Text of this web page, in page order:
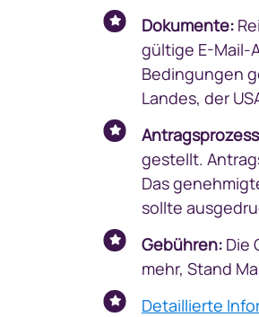
Dokumente:
gültige E-Mail-
Bedingungen
Landes, der
gestellt.
Das
sollte
Gebühren: Die
mehr, Stand
Detaillierte